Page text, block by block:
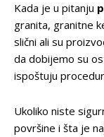
Kada je u pitanju
granita, granitne
slični ali su
da dobijemo su
ispoštuju
Ukoliko niste
površine i šta je